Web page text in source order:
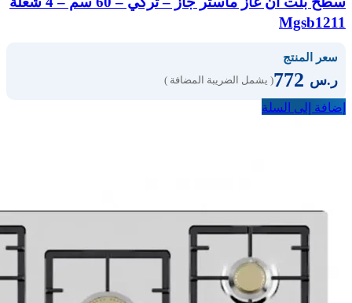
Mgsb1211
سعر المنتج
ر.س ( يشمل الضريبة المضافة )
إضافة إلى السلة